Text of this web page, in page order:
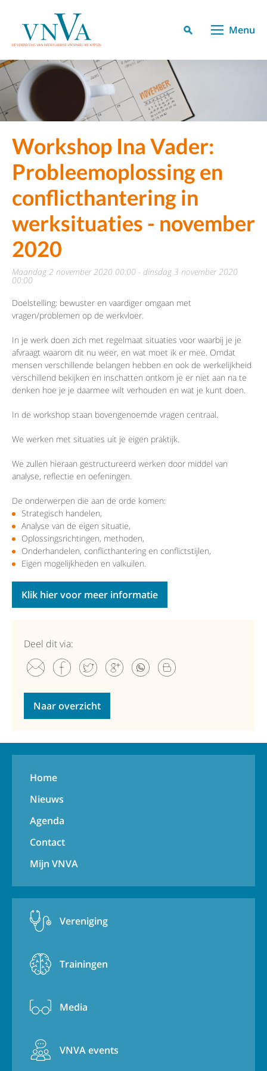
Menu
Workshop Ina Vader:
Probleemoplossing en
conflicthantering in
werksituaties - november
2020
maandag 2 november 2020 00:00 - dinsdag 3 november 2020
00:00
Doelstelling: bewuster en vaardiger omgaan met
vragen/problemen op de werkvloer.
In je werk doen zich met regelmaat situaties voor waarbij je je
afvraagt waarom dit nu weer, en wat moet ik er mee. Omdat
mensen verschillende belangen hebben en ook de werkelijkheid
verschillend bekijken en inschatten ontkom je er niet aan na te
denken hoe je je daarmee wilt verhouden en wat je kunt doen.
In de workshop staan bovengenoemde vragen centraal.
We werken met situaties uit je eigen praktijk.
We zullen hieraan gestructureerd werken door middel van
analyse, reflectie en oefeningen.
De onderwerpen die aan de orde komen:
Strategisch handelen,
Analyse van de eigen situatie,
Oplossingsrichtingen, methoden,
Onderhandelen, conflicthantering en conflictstijlen,
Eigen mogelijkheden en valkuilen.
Klik hier voor meer informatie
Deel dit via:
Naar overzicht
Home
Nieuws
Agenda
Contact
Mijn VNVA
Vereniging
Trainingen
Media
VNVA events